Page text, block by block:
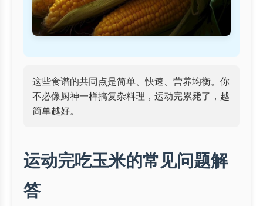
这些食谱的共同点是简单、快速、营养均衡。你
不必像厨神一样搞复杂料理，运动完累毙了，越
简单越好。
运动完吃玉米的常见问题解
答